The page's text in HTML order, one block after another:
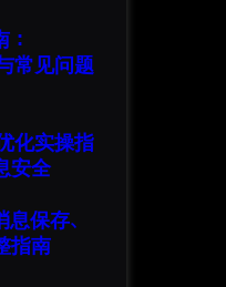
常见问题
化实操指
安全
保存、
指南